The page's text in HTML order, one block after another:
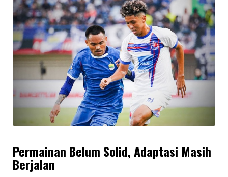
Permainan Belum Solid, Adaptasi Masih
Berjalan